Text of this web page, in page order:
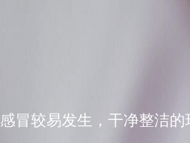
感冒较易发生，干净整洁